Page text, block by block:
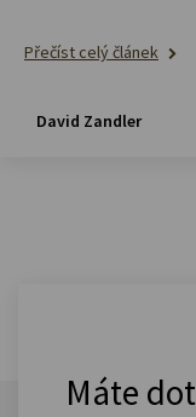
Přečíst celý článek
David Zandler
Máte